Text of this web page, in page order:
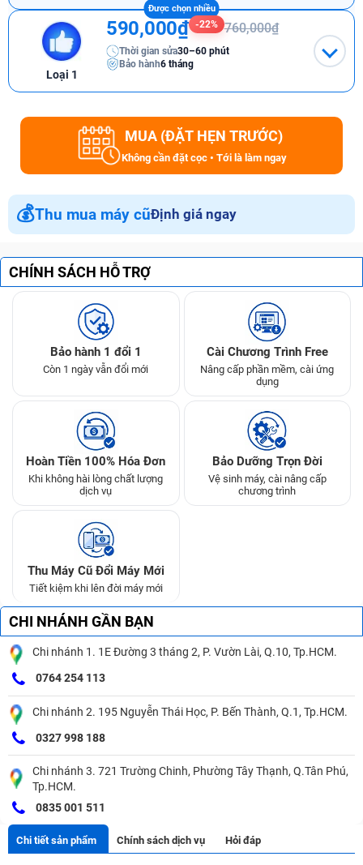
Loại 1
590,000₫ -22% 760,000₫
Thời gian sửa30–60 phút
Bảo hành6 tháng
MUA (ĐẶT HẸN TRƯỚC)
Không cần đặt cọc • Tới là làm ngay
💰Thu mua máy cũĐịnh giá ngay
CHÍNH SÁCH HỖ TRỢ
Bảo hành 1 đổi 1
Còn 1 ngày vẫn đổi mới
Cài Chương Trình Free
Nâng cấp phần mềm, cài ứng
dụng
Hoàn Tiền 100% Hóa Đơn
Khi không hài lòng chất lượng
dịch vụ
Bảo Dưỡng Trọn Đời
Vệ sinh máy, cài nâng cấp
chương trình
Thu Máy Cũ Đổi Máy Mới
Tiết kiệm khi lên đời máy mới
CHI NHÁNH GẦN BẠN
Chi nhánh 1. 1E Đường 3 tháng 2, P. Vườn Lài, Q.10, Tp.HCM.
0764 254 113
Chi nhánh 2. 195 Nguyễn Thái Học, P. Bến Thành, Q.1, Tp.HCM.
0327 998 188
Chi nhánh 3. 721 Trường Chinh, Phường Tây Thạnh, Q.Tân Phú,
Tp.HCM.
0835 001 511
Chi tiết sản phẩm Chính sách dịch vụ Hỏi đáp